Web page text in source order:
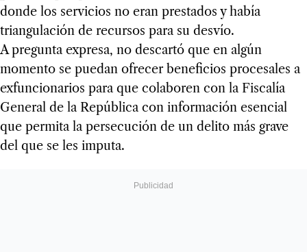
donde los servicios no eran prestados y había
triangulación de recursos para su desvío.
A pregunta expresa, no descartó que en algún
momento se puedan ofrecer beneficios procesales a
exfuncionarios para que colaboren con la Fiscalía
General de la República con información esencial
que permita la persecución de un delito más grave
del que se les imputa.